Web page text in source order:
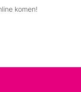
komen!